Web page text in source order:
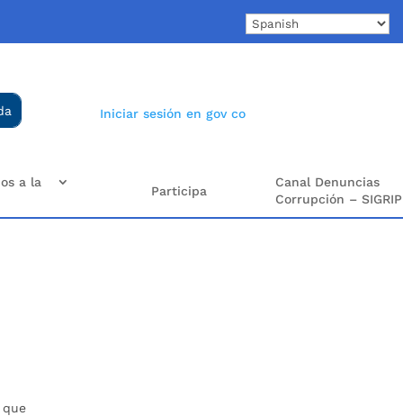
Iniciar sesión en gov co
a la
Participa
Canal Denuncias
Corrupción – SIGRIP